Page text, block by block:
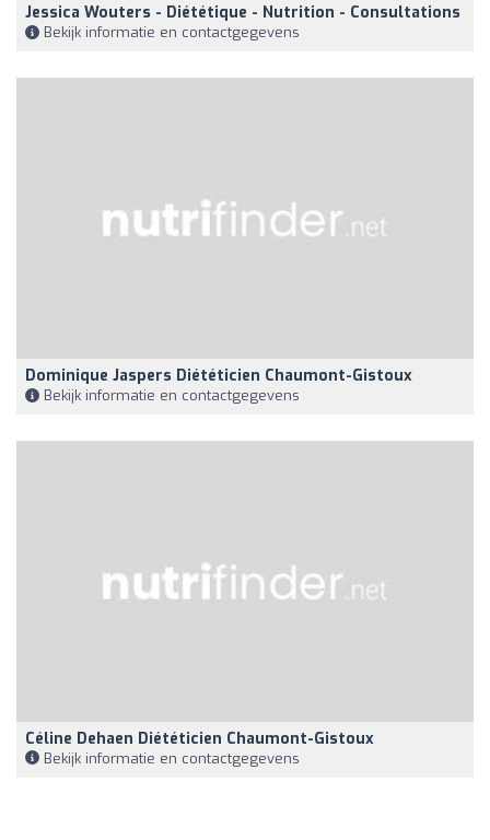
Jessica Wouters - Diététique - Nutrition - Consultations
Bekijk informatie en contactgegevens
Dominique Jaspers Diététicien Chaumont-Gistoux
Bekijk informatie en contactgegevens
Céline Dehaen Diététicien Chaumont-Gistoux
Bekijk informatie en contactgegevens